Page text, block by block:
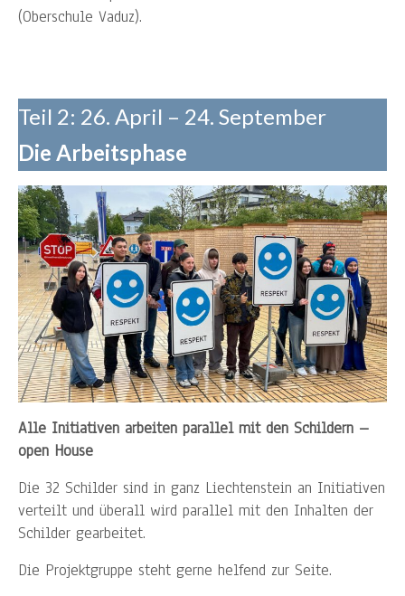
(Oberschule Vaduz).
Teil 2: 26. April – 24. September
Die Arbeitsphase
Alle Initiativen arbeiten parallel mit den Schildern –
open House
Die 32 Schilder sind in ganz Liechtenstein an Initiativen
verteilt und überall wird parallel mit den Inhalten der
Schilder gearbeitet.
Die Projektgruppe steht gerne helfend zur Seite.